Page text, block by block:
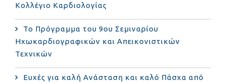
Κολλέγιο Καρδιολογίας
Το Πρόγραμμα του 9ου Σεμιναρίου
Ηχωκαρδιογραφικών και Απεικονιστικών
Τεχνικών
Ευχές για καλή Ανάσταση και καλό Πάσχα από